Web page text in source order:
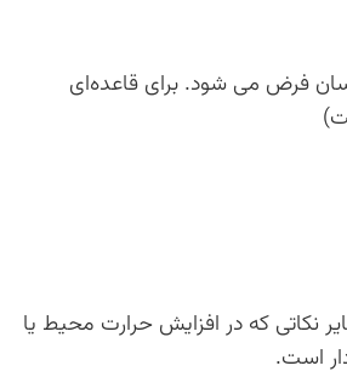
فرض می شود. برای قاعده‌ای
نکاتی که در افزایش حرارت محیط یا
است.